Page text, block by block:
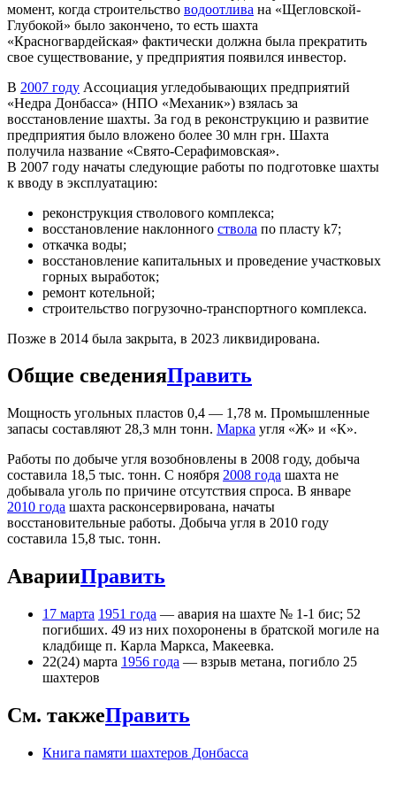
момент, когда строительство водоотлива на «Щегловской-
Глубокой» было закончено, то есть шахта
«Красногвардейская» фактически должна была прекратить
свое существование, у предприятия появился инвестор.
В 2007 году Ассоциация угледобывающих предприятий
«Недра Донбасса» (НПО «Механик») взялась за
восстановление шахты. За год в реконструкцию и развитие
предприятия было вложено более 30 млн грн. Шахта
получила название «Свято-Серафимовская».
В 2007 году начаты следующие работы по подготовке шахты
к вводу в эксплуатацию:
реконструкция стволового комплекса;
восстановление наклонного ствола по пласту k7;
откачка воды;
восстановление капитальных и проведение участковых
горных выработок;
ремонт котельной;
строительство погрузочно-транспортного комплекса.
Позже в 2014 была закрыта, в 2023 ликвидирована.
Общие сведенияПравить
Мощность угольных пластов 0,4 — 1,78 м. Промышленные
запасы составляют 28,3 млн тонн. Марка угля «Ж» и «К».
Работы по добыче угля возобновлены в 2008 году, добыча
составила 18,5 тыс. тонн. С ноября 2008 года шахта не
добывала уголь по причине отсутствия спроса. В январе
2010 года шахта расконсервирована, начаты
восстановительные работы. Добыча угля в 2010 году
составила 15,8 тыс. тонн.
АварииПравить
17 марта 1951 года — авария на шахте № 1-1 бис; 52
погибших. 49 из них похоронены в братской могиле на
кладбище п. Карла Маркса, Макеевка.
22(24) марта 1956 года — взрыв метана, погибло 25
шахтеров
См. такжеПравить
Книга памяти шахтеров Донбасса